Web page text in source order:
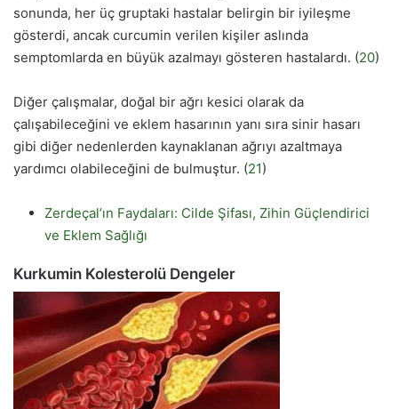
sonunda, her üç gruptaki hastalar belirgin bir iyileşme
gösterdi, ancak curcumin verilen kişiler aslında
semptomlarda en büyük azalmayı gösteren hastalardı. (20)
Diğer çalışmalar, doğal bir ağrı kesici olarak da
çalışabileceğini ve eklem hasarının yanı sıra sinir hasarı
gibi diğer nedenlerden kaynaklanan ağrıyı azaltmaya
yardımcı olabileceğini de bulmuştur. (21)
Zerdeçal’ın Faydaları: Cilde Şifası, Zihin Güçlendirici
ve Eklem Sağlığı
Kurkumin Kolesterolü Dengeler